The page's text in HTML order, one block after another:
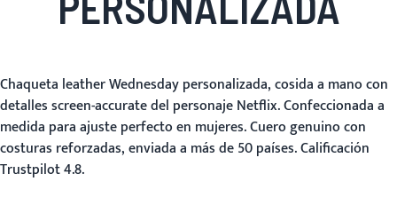
Chaqueta leather Wednesday personalizada, cosida a mano con
detalles screen-accurate del personaje Netflix. Confeccionada a
medida para ajuste perfecto en mujeres. Cuero genuino con
costuras reforzadas, enviada a más de 50 países. Calificación
Trustpilot 4.8.